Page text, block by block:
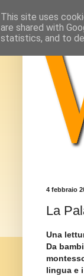
4 febbraio
La
Una
Da
lingua e
This site uses
are shared with
statistics, and to